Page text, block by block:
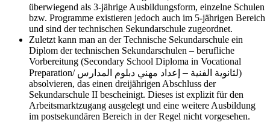
überwiegend als 3-jährige Ausbildungsform, einzelne Schulen
bzw. Programme existieren jedoch auch im 5-jährigen Bereich
und sind der technischen Sekundarschule zugeordnet.
Zuletzt kann man an der Technische Sekundarschule ein
Diplom der technischen Sekundarschulen – berufliche
Vorbereitung (Secondary School Diploma in Vocational
Preparation/ دبلوم المدارس لثانوية الفنية – إعداد مهني)
absolvieren, das einen dreijährigen Abschluss der
Sekundarschule II bescheinigt. Dieses ist explizit für den
Arbeitsmarktzugang ausgelegt und eine weitere Ausbildung
im postsekundären Bereich in der Regel nicht vorgesehen.